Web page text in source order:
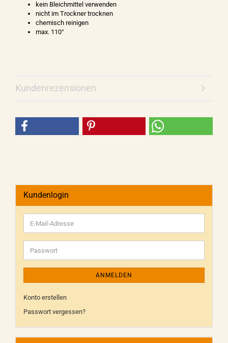
kein Bleichmittel verwenden
nicht im Trockner trocknen
chemisch reinigen
max. 110°
Kundenrezensionen
Kundenlogin
ANMELDEN
Konto erstellen
Passwort vergessen?